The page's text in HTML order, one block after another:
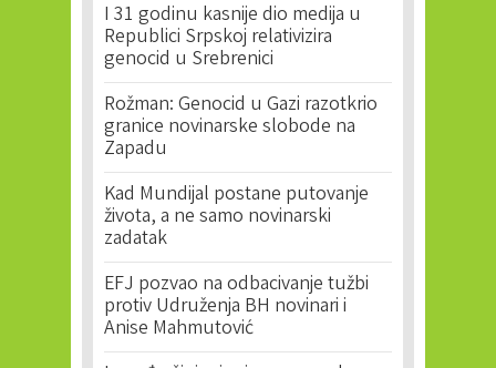
I 31 godinu kasnije dio medija u
Republici Srpskoj relativizira
genocid u Srebrenici
Rožman: Genocid u Gazi razotkrio
granice novinarske slobode na
Zapadu
Kad Mundijal postane putovanje
života, a ne samo novinarski
zadatak
EFJ pozvao na odbacivanje tužbi
protiv Udruženja BH novinari i
Anise Mahmutović